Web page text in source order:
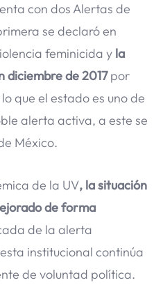
con dos Alertas de
se declaró en
feminicida y la
diciembre de 2017por
que el estado es uno de
alerta activa, a este se
México.
de la UV, la situación
de forma
de la alerta
institucional continúa
de voluntad política.